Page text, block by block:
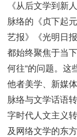
《从后文学到新
脉络的《贞下起
艺报》《光明日
都始终聚焦于当
何往”的问题。这
他者美学、新媒
脉络与文学话语
字时代人文主义
及网络文学的东